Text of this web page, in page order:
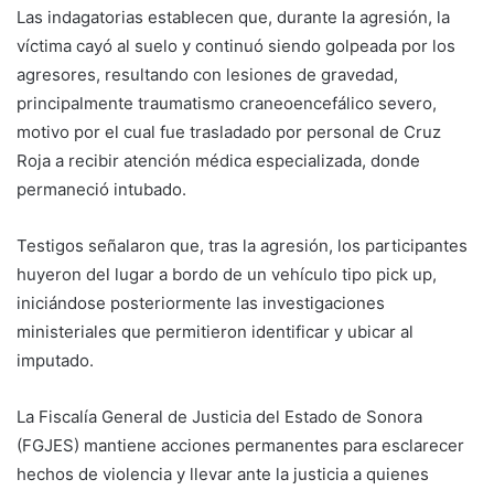
Las indagatorias establecen que, durante la agresión, la
víctima cayó al suelo y continuó siendo golpeada por los
agresores, resultando con lesiones de gravedad,
principalmente traumatismo craneoencefálico severo,
motivo por el cual fue trasladado por personal de Cruz
Roja a recibir atención médica especializada, donde
permaneció intubado.
Testigos señalaron que, tras la agresión, los participantes
huyeron del lugar a bordo de un vehículo tipo pick up,
iniciándose posteriormente las investigaciones
ministeriales que permitieron identificar y ubicar al
imputado.
La Fiscalía General de Justicia del Estado de Sonora
(FGJES) mantiene acciones permanentes para esclarecer
hechos de violencia y llevar ante la justicia a quienes